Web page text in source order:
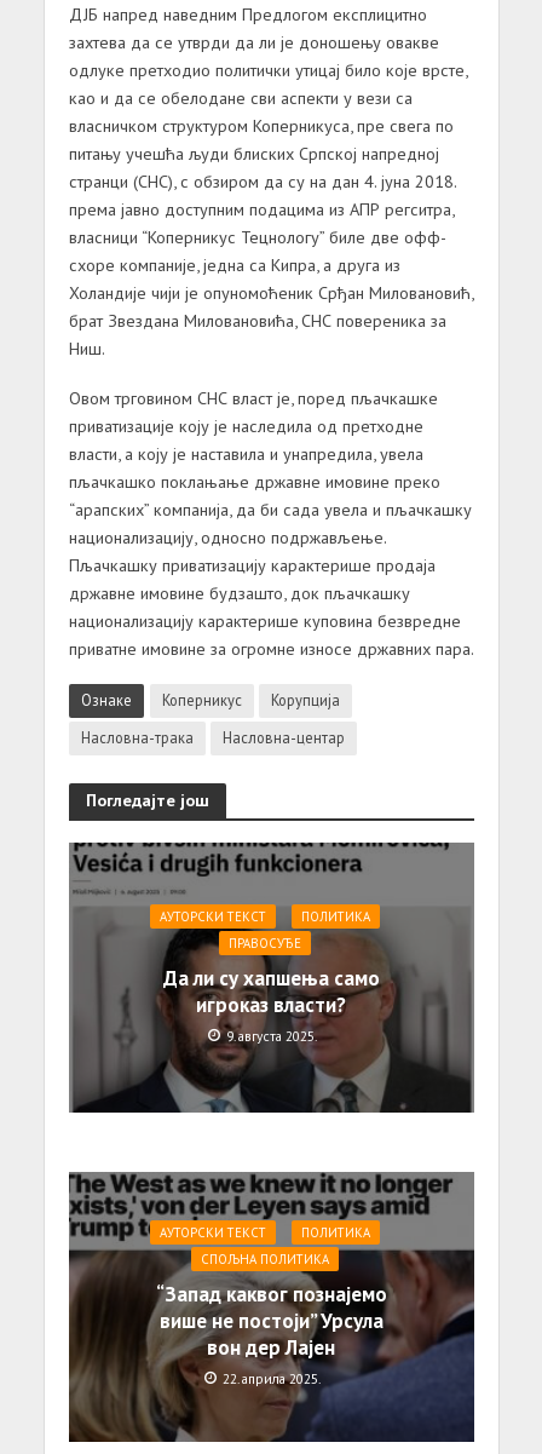
ДЈБ напред наведним Предлогом експлицитно
захтева да се утврди да ли је доношењу овакве
одлуке претходио политички утицај било које врсте,
као и да се обелодане сви аспекти у вези са
власничком структуром Коперникуса, пре свега по
питању учешћа људи блиских Српској напредној
странци (СНС), с обзиром да су на дан 4. јуна 2018.
према јавно доступним подацима из АПР регситра,
власници “Коперникус Тецнологy” биле две офф-
схоре компаније, једна са Кипра, а друга из
Холандије чији је опуномоћеник Срђан Миловановић,
брат Звездана Миловановића, СНС повереника за
Ниш.
Овом трговином СНС власт је, поред пљачкашке
приватизације коју је наследила од претходне
власти, а коју је наставила и унапредила, увела
пљачкашко поклањање државне имовине преко
“арапских” компанија, да би сада увела и пљачкашку
национализацију, односно подржављење.
Пљачкашку приватизацију карактерише продаја
државне имовине будзашто, док пљачкашку
национализацију карактерише куповина безвредне
приватне имовине за огромне износе државних пара.
Ознаке Коперникус
Корупција
Насловна-трака
Насловна-центар
Погледајте још
АУТОРСКИ ТЕКСТ
ПОЛИТИКА
ПРАВОСУЂЕ
Да ли су хапшења само
игроказ власти?
9. августа 2025.
АУТОРСКИ ТЕКСТ
ПОЛИТИКА
СПОЉНА ПОЛИТИКА
“Запад каквог познајемо
више не постоји” Урсула
вон дер Лајен
22. априла 2025.